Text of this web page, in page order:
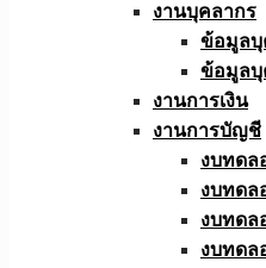
งานบุคลากร
ข้อมูลบุ
ข้อมูลบุ
งานการเงิน
งานการบัญชี
งบทดล
งบทดล
งบทดล
งบทดล